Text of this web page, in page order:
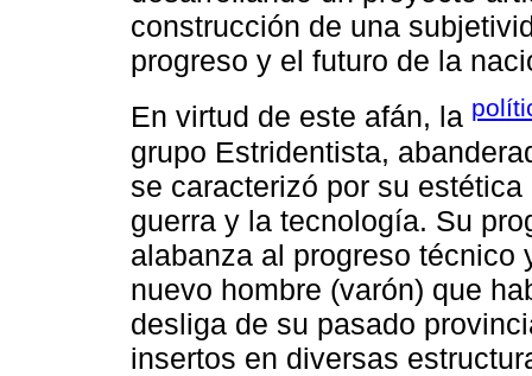
construcción de una
progreso y el futuro de la
En virtud de este afán, la
grupo Estridentista,
se caracterizó por su
guerra y la tecnología. Su
alabanza al progreso
nuevo hombre (varón) que
desliga de su pasado
insertos en diversas